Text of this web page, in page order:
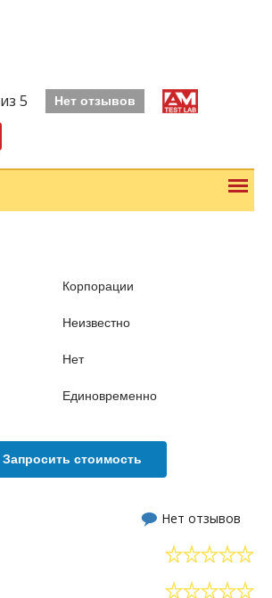
из 5 Нет отзывов
Корпорации
Неизвестно
Нет
Единовременно
Запросить стоимость
Нет отзывов